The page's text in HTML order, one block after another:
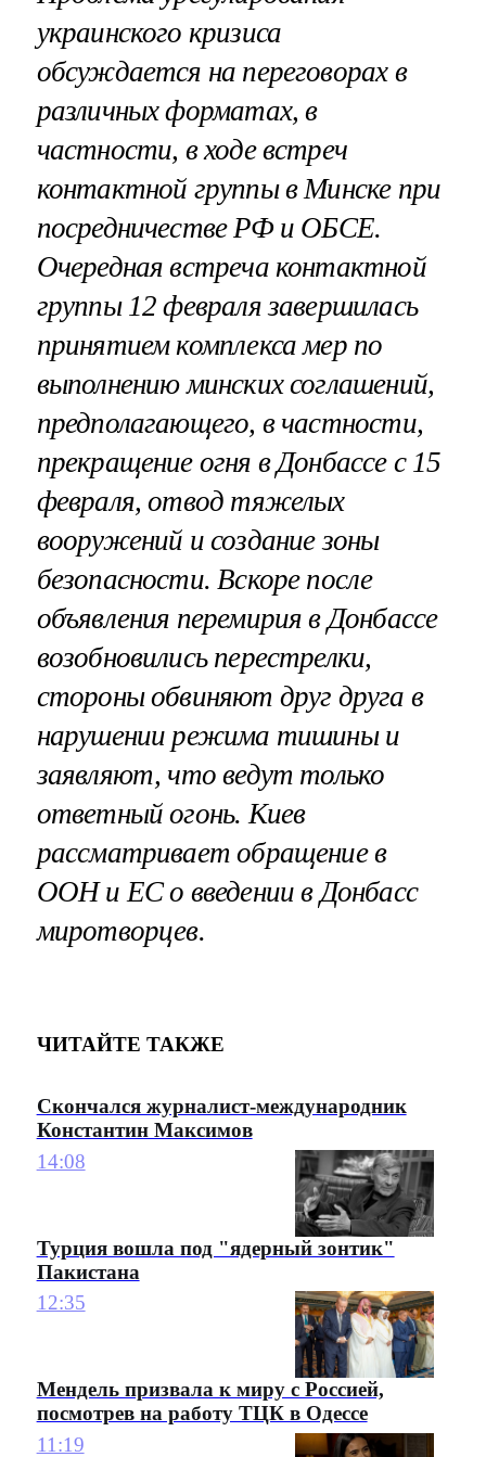
украинского кризиса
обсуждается на переговорах в
различных форматах, в
частности, в ходе встреч
контактной группы в Минске при
посредничестве РФ и ОБСЕ.
Очередная встреча контактной
группы 12 февраля завершилась
принятием комплекса мер по
выполнению минских соглашений,
предполагающего, в частности,
прекращение огня в Донбассе с 15
февраля, отвод тяжелых
вооружений и создание зоны
безопасности. Вскоре после
объявления перемирия в Донбассе
возобновились перестрелки,
стороны обвиняют друг друга в
нарушении режима тишины и
заявляют, что ведут только
ответный огонь. Киев
рассматривает обращение в
ООН и ЕС о введении в Донбасс
миротворцев.
ЧИТАЙТЕ ТАКЖЕ
Скончался журналист-международник
Константин Максимов
14:08
Турция вошла под "ядерный зонтик"
Пакистана
12:35
Мендель призвала к миру с Россией,
посмотрев на работу ТЦК в Одессе
11:19